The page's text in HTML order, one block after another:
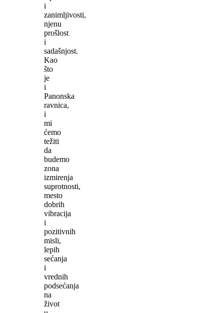
i
zanimljivosti,
njenu
prošlost
i
sadašnjost.
Kao
što
je
i
Panonska
ravnica,
i
mi
ćemo
težiti
da
budemo
zona
izmirenja
suprotnosti,
mesto
dobrih
vibracija
i
pozitivnih
misli,
lepih
sećanja
i
vrednih
podsećanja
na
život